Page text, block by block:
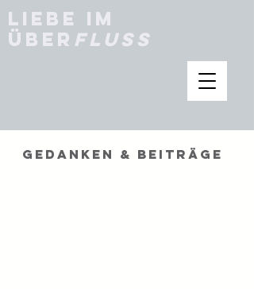
Liebe im
Über fluss
GEDANKEN & BEITRÄGE